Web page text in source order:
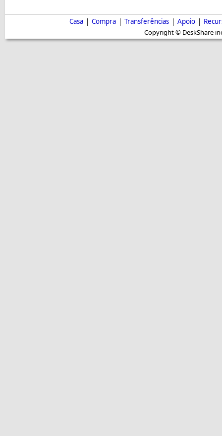
Casa | Compra | Transferências | Apoio |
Copyright © DeskShare